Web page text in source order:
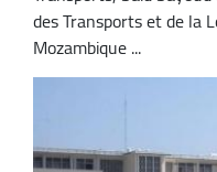
des Transports et de la
Mozambique ...